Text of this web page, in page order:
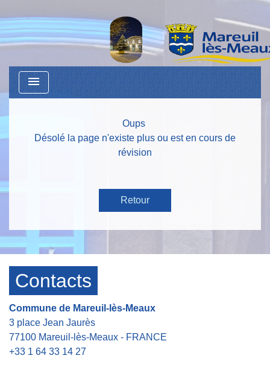
menu
Oups
Désolé la page n'existe plus ou est en cours de
révision
Retour
Contacts
Commune de Mareuil-lès-Meaux
3 place Jean Jaurès
77100 Mareuil-lès-Meaux - FRANCE
+33 1 64 33 14 27